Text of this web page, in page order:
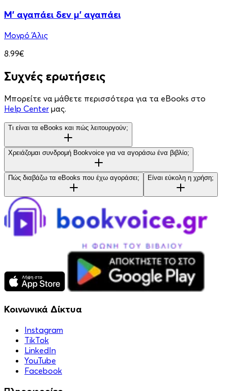
Μ' αγαπάει δεν μ' αγαπάει
Μονρό Άλις
8.99€
Συχνές ερωτήσεις
Μπορείτε να μάθετε περισσότερα για τα eBooks στο
Help Center μας.
Τι είναι τα eBooks και πώς λειτουργούν;
Χρειάζομαι συνδρομή Bookvoice για να αγοράσω ένα βιβλίο;
Πώς διαβάζω τα eBooks που έχω αγοράσει; Είναι εύκολη η χρήση;
Κοινωνικά Δίκτυα
Instagram
TikTok
LinkedIn
YouTube
Facebook